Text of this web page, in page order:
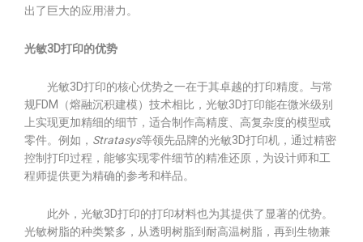
出了巨大的应用潜力。
光敏3D打印的优势
光敏3D打印的核心优势之一在于其卓越的打印精度。与常
规FDM（熔融沉积建模）技术相比，光敏3D打印能在微米级别
上实现更加精细的细节，适合制作高精度、高复杂度的模型或
零件。例如， Stratasys等领先品牌的光敏3D打印机，通过精密
控制打印过程，能够实现零件细节的精准还原，为设计师和工
程师提供更为精确的参考和样品。
此外，光敏3D打印的打印材料也为其提供了显著的优势。
光敏树脂的种类繁多，从透明树脂到耐高温树脂，再到生物兼